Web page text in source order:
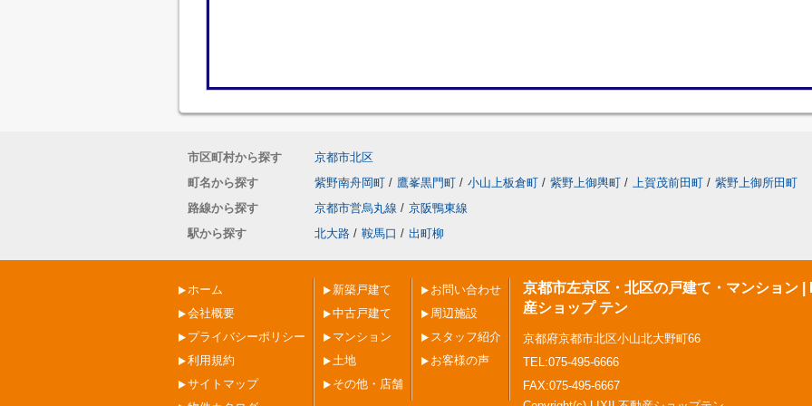
市区町村から探す
京都市北区
町名から探す
紫野南舟岡町 / 鷹峯黒門町 / 小山上板倉町 / 紫野上御輿町 / 上賀茂前田町 / 紫野上御所田町
路線から探す
京都市営烏丸線 / 京阪鴨東線
駅から探す
北大路 / 鞍馬口 / 出町柳
ホーム
会社概要
プライバシーポリシー
利用規約
サイトマップ
新築戸建て
中古戸建て
マンション
土地
その他・店舗
お問い合わせ
周辺施設
スタッフ紹介
お客様の声
京都市左京区・北区の戸建て・マンション |
産ショップ テン
京都府京都市北区小山北大野町66
TEL:075-495-6666
FAX:075-495-6667